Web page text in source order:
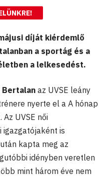
díját kiérdemlő
a sportág és a
a lelkesedést.
Bertalanaz UVSE leány
nyerte el a A hónap
UVSE női
igazgatójaként is
kapta meg az
idényben veretlen
mint három éve nem